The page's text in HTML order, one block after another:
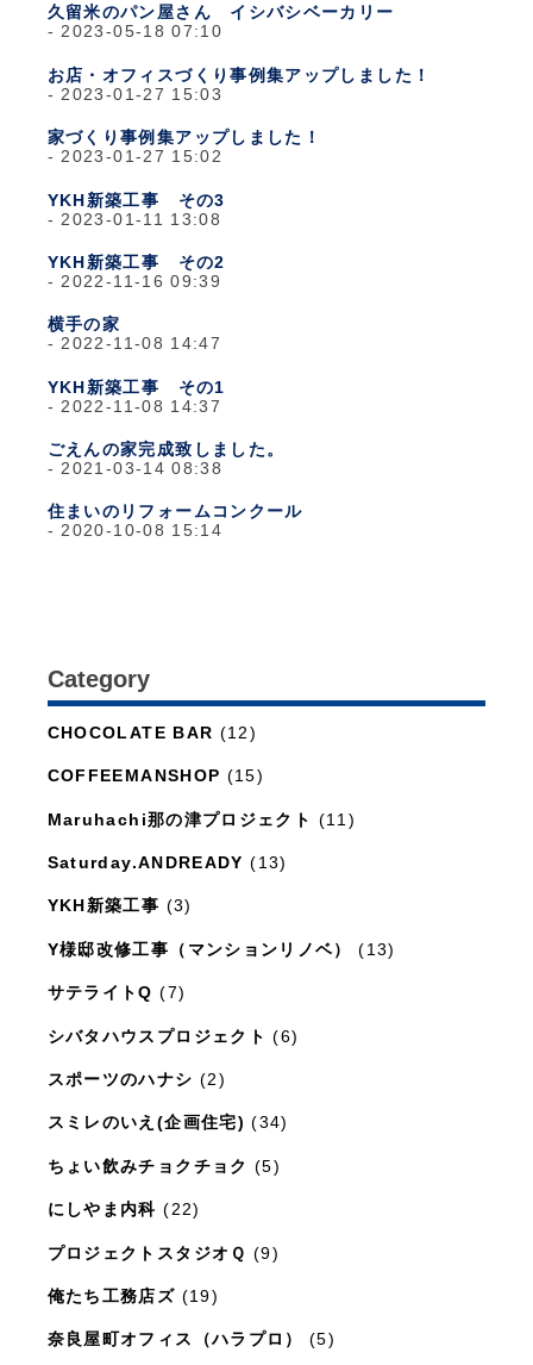
久留米のパン屋さん イシバシベーカリー
2023-05-18 07:10
お店・オフィスづくり事例集アップしました！
2023-01-27 15:03
家づくり事例集アップしました！
2023-01-27 15:02
YKH新築工事 その3
2023-01-11 13:08
YKH新築工事 その2
2022-11-16 09:39
横手の家
2022-11-08 14:47
YKH新築工事 その1
2022-11-08 14:37
ごえんの家完成致しました。
2021-03-14 08:38
住まいのリフォームコンクール
2020-10-08 15:14
Category
CHOCOLATE BAR (12)
COFFEEMANSHOP (15)
Maruhachi那の津プロジェクト (11)
Saturday.ANDREADY (13)
YKH新築工事 (3)
Y様邸改修工事（マンションリノベ） (13)
サテライトQ (7)
シバタハウスプロジェクト (6)
スポーツのハナシ (2)
スミレのいえ(企画住宅) (34)
ちょい飲みチョクチョク (5)
にしやま内科 (22)
プロジェクトスタジオＱ (9)
俺たち工務店ズ (19)
奈良屋町オフィス（ハラプロ） (5)